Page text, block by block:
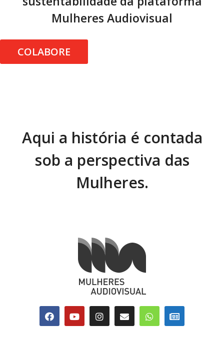
Mulheres Audiovisual
COLABORE
Aqui a história é contada
sob a perspectiva das
Mulheres.